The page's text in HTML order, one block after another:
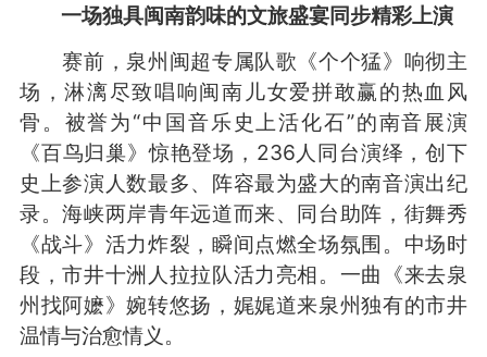
一场独具闽南韵味的文旅盛宴同步精彩上演
赛前，泉州闽超专属队歌《个个猛》响彻主
场，淋漓尽致唱响闽南儿女爱拼敢赢的热血风
骨。被誉为“中国音乐史上活化石”的南音展演
《百鸟归巢》惊艳登场，236人同台演绎，创下
史上参演人数最多、阵容最为盛大的南音演出纪
录。海峡两岸青年远道而来、同台助阵，街舞秀
《战斗》活力炸裂，瞬间点燃全场氛围。中场时
段，市井十洲人拉拉队活力亮相。一曲《来去泉
州找阿嬷》婉转悠扬，娓娓道来泉州独有的市井
温情与治愈情义。